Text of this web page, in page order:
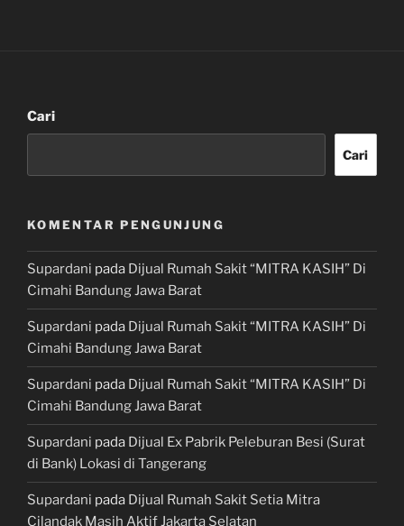
Cari
Cari
KOMENTAR PENGUNJUNG
Supardani pada Dijual Rumah Sakit “MITRA KASIH” Di
Cimahi Bandung Jawa Barat
Supardani pada Dijual Rumah Sakit “MITRA KASIH” Di
Cimahi Bandung Jawa Barat
Supardani pada Dijual Rumah Sakit “MITRA KASIH” Di
Cimahi Bandung Jawa Barat
Supardani pada Dijual Ex Pabrik Peleburan Besi (Surat
di Bank) Lokasi di Tangerang
Supardani pada Dijual Rumah Sakit Setia Mitra
Cilandak Masih Aktif Jakarta Selatan